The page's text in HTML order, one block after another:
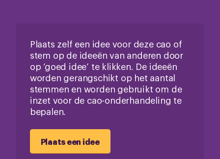
Plaats zelf een idee voor deze cao of
stem op de ideeën van anderen door
op ‘goed idee’ te klikken. De ideeën
worden gerangschikt op het aantal
stemmen en worden gebruikt om de
inzet voor de cao-onderhandeling te
bepalen.
Plaats een idee